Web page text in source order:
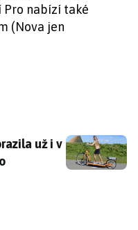
Pro nabízí také
(Nova jen
už i v Česku:
už i v